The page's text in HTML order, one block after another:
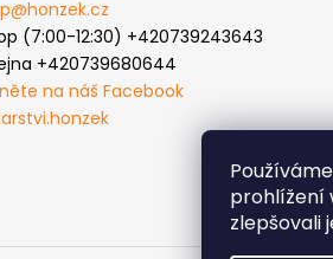
prohlížení
zlepšovali
@honzek.cz
(7:00-12:30) +420739243643
+420739680644
na náš Facebook